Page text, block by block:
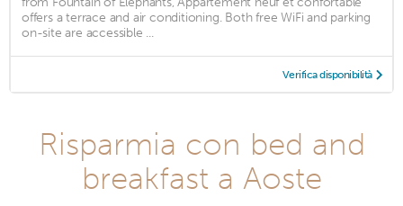
offers a terrace and air conditioning. Both free WiFi and parking
on-site are accessible ...
Verifica disponibilità
Risparmia con bed and
breakfast a Aoste